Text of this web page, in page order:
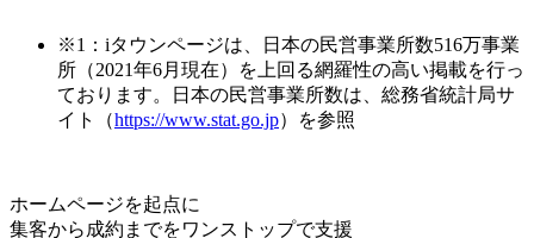
※1：iタウンページは、日本の民営事業所数516万事業
所（2021年6月現在）を上回る網羅性の高い掲載を行っ
ております。日本の民営事業所数は、総務省統計局サ
イト（https://www.stat.go.jp）を参照
ホームページを起点に
集客から成約までをワンストップで支援